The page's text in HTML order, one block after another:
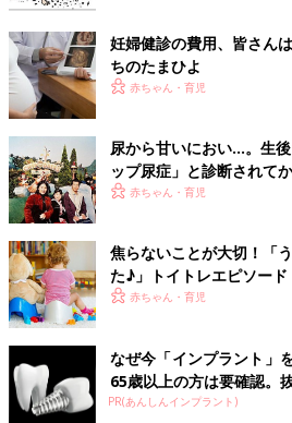
全オムツでした。
仕込んだオムツは拒否！なので、朝方
っと実行しました！
ゆっくりオムツを脱がせ、というか少
をおまたにピタッと貼り付けて、また
熟睡していたので気が付きませんでし
みたら少ししか袋に入っておらず、ほ
のでちょっと難しいかもしれませんが･
容器に入れて持って行ったら大丈夫でし
脱脂綿作戦！
寝入ってから、こっそり脱脂綿を入れ
ムツにたっぷり出ている子だとそれで
検尿も楽しい遊びに変えて
妊婦健診の費用、皆さん
ちのたまひよ
赤ちゃん・育児
尿から甘いにおい…。生
ップ尿症」と診断されて
日々を振り返って【体験談
赤ちゃん・育児
焦らないことが大切！「
た♪」トイトレエピソード
赤ちゃん・育児
なぜ今「インプラント」
65歳以上の方は要確認。
PR(あんしんインプラント)